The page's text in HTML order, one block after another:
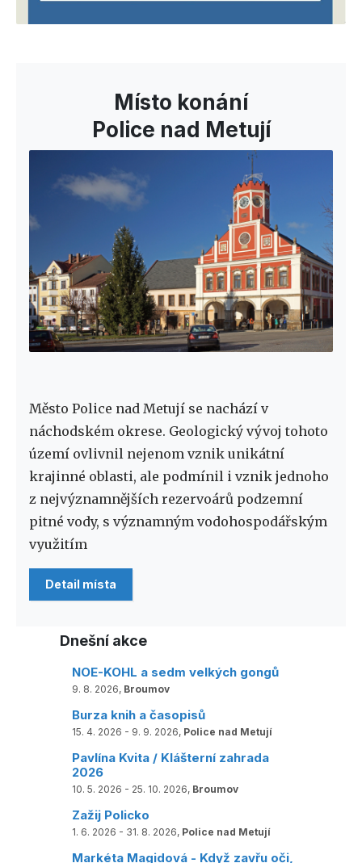
Místo konání
Police nad Metují
Město Police nad Metují se nachází v
náchodském okrese. Geologický vývoj tohoto
území ovlivnil nejenom vznik unikátní
krajinné oblasti, ale podmínil i vznik jednoho
z nejvýznamnějších rezervoárů podzemní
pitné vody, s významným vodohospodářským
využitím
Detail místa
Dnešní akce
NOE-KOHL a sedm velkých gongů
9. 8. 2026, Broumov
Burza knih a časopisů
15. 4. 2026 - 9. 9. 2026, Police nad Metují
Pavlína Kvita / Klášterní zahrada
2026
10. 5. 2026 - 25. 10. 2026, Broumov
Zažij Policko
1. 6. 2026 - 31. 8. 2026, Police nad Metují
Markéta Magidová - Když zavřu oči,